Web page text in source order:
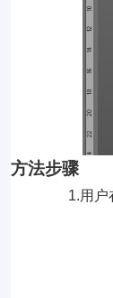
方法步骤
1.用户在